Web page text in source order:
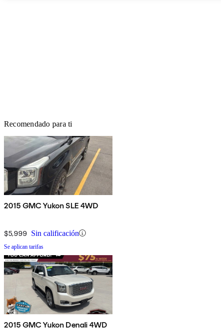
Recomendado para ti
2015 GMC Yukon SLE 4WD
$5,999 Sin calificación
Se aplican tarifas
2015 GMC Yukon Denali 4WD